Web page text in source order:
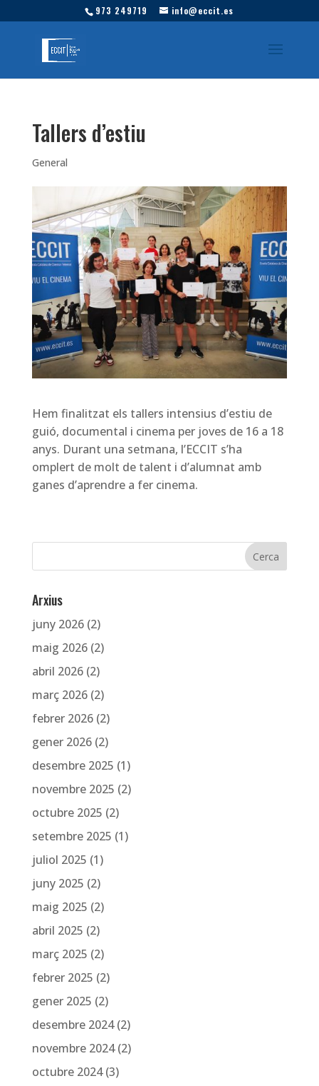
973 249719 info@eccit.es
Tallers d’estiu
General
Hem finalitzat els tallers intensius d’estiu de
guió, documental i cinema per joves de 16 a 18
anys. Durant una setmana, l’ECCIT s’ha
omplert de molt de talent i d’alumnat amb
ganes d’aprendre a fer cinema.
Arxius
juny 2026(2)
maig 2026(2)
abril 2026(2)
març 2026(2)
febrer 2026(2)
gener 2026(2)
desembre 2025 (1)
novembre 2025 (2)
octubre 2025 (2)
setembre 2025 (1)
juliol 2025 (1)
juny 2025 (2)
maig 2025 (2)
abril 2025 (2)
març 2025 (2)
febrer 2025 (2)
gener 2025 (2)
desembre 2024(2)
novembre 2024(2)
octubre 2024(3)